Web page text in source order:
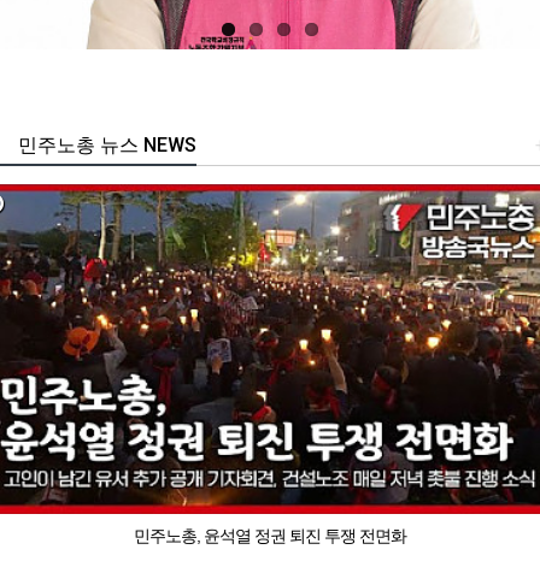
주노총 뉴스 NEWS
민주노총, 윤석열 정권 퇴진 투쟁 전면화